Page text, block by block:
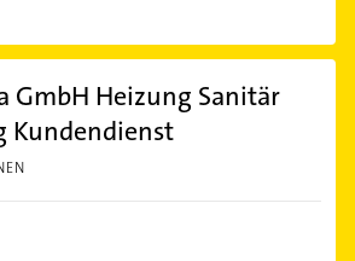
GmbH Heizung Sanitär
Kundendienst